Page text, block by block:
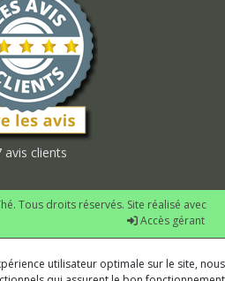
avis clients
Tous droits réservés. Site réalisé avec
Accès gérant
utilisateur optimale sur le site, nous